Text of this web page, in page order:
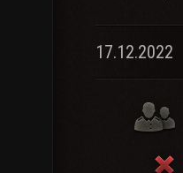
17.12.2022